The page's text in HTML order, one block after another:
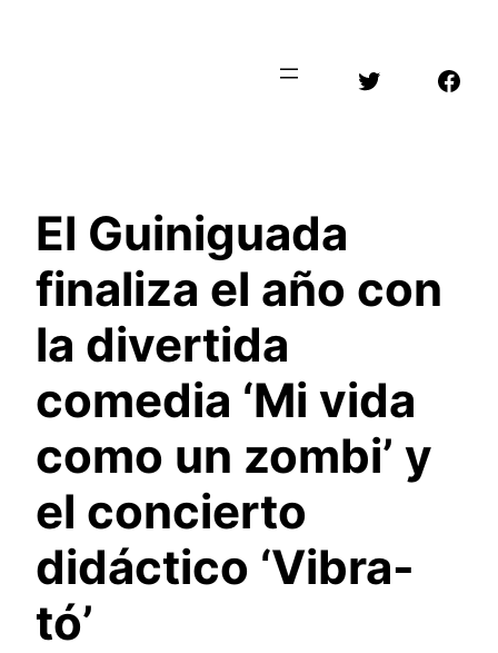
Twitter
El Guiniguada
finaliza el año con
la divertida
comedia ‘Mi vida
como un zombi’ y
el concierto
didáctico ‘Vibra-
tó’